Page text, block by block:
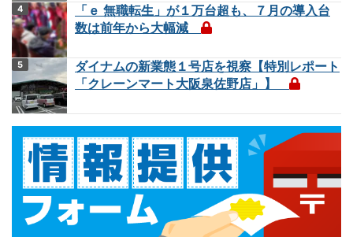
「ｅ 無職転生」が１万台超も、７月の導入台
数は前年から大幅減
ダイナムの新業態１号店を視察【特別レポート
「クレーンマート大阪泉佐野店」】